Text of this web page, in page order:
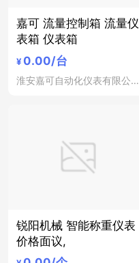
嘉可 流量控制箱 流量仪
表箱 仪表箱
¥ 0.00/台
淮安嘉可自动化仪表有限公司
锐阳机械 智能称重仪表
价格面议,